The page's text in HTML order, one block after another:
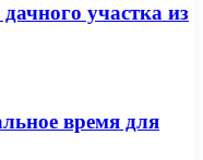
участка из
время для